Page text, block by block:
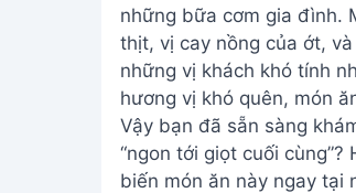
những bữa cơm gia đình.
thịt, vị cay nồng của ớt,
những vị khách khó tính
hương vị khó quên, món
Vậy bạn đã sẵn sàng
“ngon tới giọt cuối
biến món ăn này ngay tại